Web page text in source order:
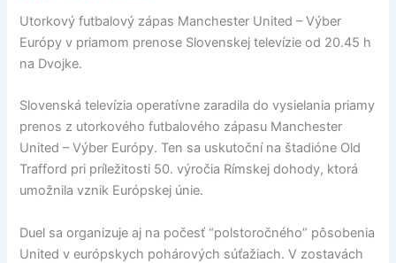
Utorkový futbalový zápas Manchester United – Výber
Európy v priamom prenose Slovenskej televízie od 20.45 h
na Dvojke.
Slovenská televízia operatívne zaradila do vysielania priamy
prenos z utorkového futbalového zápasu Manchester
United – Výber Európy. Ten sa uskutoční na štadióne Old
Trafford pri príležitosti 50. výročia Rímskej dohody, ktorá
umožnila vznik Európskej únie.
Duel sa organizuje aj na počesť “polstoročného” pôsobenia
United v európskych pohárových súťažiach. V zostavách